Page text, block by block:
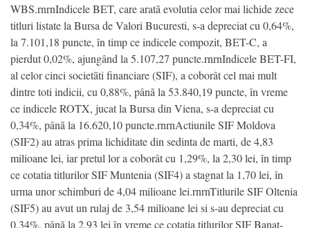
WBS.rnrnIndicele BET, care aratã evolutia celor mai lichide zece
titluri listate la Bursa de Valori Bucuresti, s-a depreciat cu 0,64%,
la 7.101,18 puncte, în timp ce indicele compozit, BET-C, a
pierdut 0,02%, ajungând la 5.107,27 puncte.rnrnIndicele BET-FI,
al celor cinci societãti financiare (SIF), a coborât cel mai mult
dintre toti indicii, cu 0,88%, pânã la 53.840,19 puncte, în vreme
ce indicele ROTX, jucat la Bursa din Viena, s-a depreciat cu
0,34%, pânã la 16.620,10 puncte.rnrnActiunile SIF Moldova
(SIF2) au atras prima lichiditate din sedinta de marti, de 4,83
milioane lei, iar pretul lor a coborât cu 1,29%, la 2,30 lei, în timp
ce cotatia titlurilor SIF Muntenia (SIF4) a stagnat la 1,70 lei, în
urma unor schimburi de 4,04 milioane lei.rnrnTitlurile SIF Oltenia
(SIF5) au avut un rulaj de 3,54 milioane lei si s-au depreciat cu
0,34%, pânã la 2,93 lei în vreme ce cotatia titlurilor SIF Banat-